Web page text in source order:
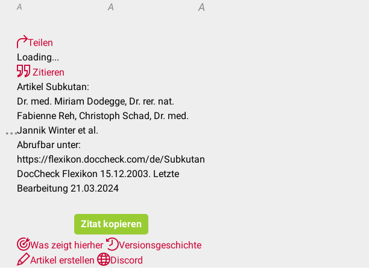
A A A
Teilen
Loading...
Zitieren
Artikel Subkutan:
Dr. med. Miriam Dodegge, Dr. rer. nat.
Fabienne Reh, Christoph Schad, Dr. med.
Jannik Winter et al.
Abrufbar unter:
https://flexikon.doccheck.com/de/Subkutan
DocCheck Flexikon 15.12.2003. Letzte
Bearbeitung 21.03.2024
Zitat kopieren
Was zeigt hierher
Versionsgeschichte
Artikel erstellen
Discord